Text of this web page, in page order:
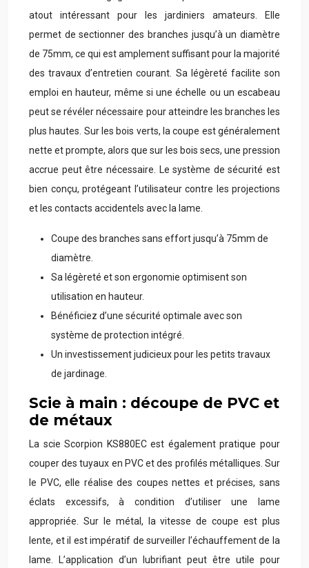
atout intéressant pour les jardiniers amateurs. Elle
permet de sectionner des branches jusqu’à un diamètre
de 75mm, ce qui est amplement suffisant pour la majorité
des travaux d’entretien courant. Sa légèreté facilite son
emploi en hauteur, même si une échelle ou un escabeau
peut se révéler nécessaire pour atteindre les branches les
plus hautes. Sur les bois verts, la coupe est généralement
nette et prompte, alors que sur les bois secs, une pression
accrue peut être nécessaire. Le système de sécurité est
bien conçu, protégeant l’utilisateur contre les projections
et les contacts accidentels avec la lame.
Coupe des branches sans effort jusqu’à 75mm de
diamètre.
Sa légèreté et son ergonomie optimisent son
utilisation en hauteur.
Bénéficiez d’une sécurité optimale avec son
système de protection intégré.
Un investissement judicieux pour les petits travaux
de jardinage.
Scie à main : découpe de PVC et
de métaux
La scie Scorpion KS880EC est également pratique pour
couper des tuyaux en PVC et des profilés métalliques. Sur
le PVC, elle réalise des coupes nettes et précises, sans
éclats excessifs, à condition d’utiliser une lame
appropriée. Sur le métal, la vitesse de coupe est plus
lente, et il est impératif de surveiller l’échauffement de la
lame. L’application d’un lubrifiant peut être utile pour